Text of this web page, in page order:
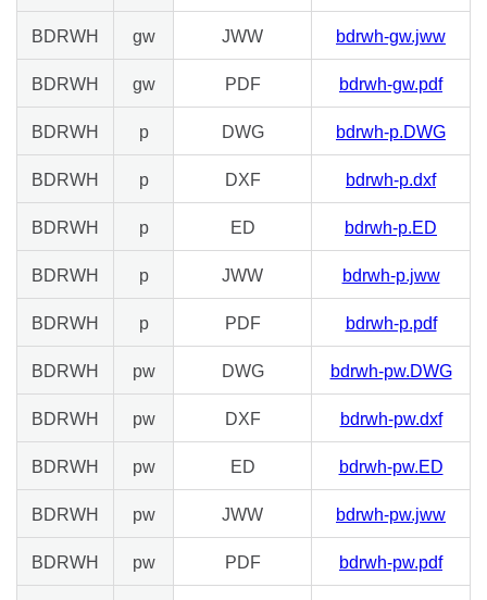
BDRWH gw JWW bdrwh-gw.jww
BDRWH gw PDF bdrwh-gw.pdf
BDRWH p DWG bdrwh-p.DWG
BDRWH p DXF bdrwh-p.dxf
BDRWH p ED bdrwh-p.ED
BDRWH p JWW bdrwh-p.jww
BDRWH p PDF bdrwh-p.pdf
BDRWH pw DWG bdrwh-pw.DWG
BDRWH pw DXF bdrwh-pw.dxf
BDRWH pw ED bdrwh-pw.ED
BDRWH pw JWW bdrwh-pw.jww
BDRWH pw PDF bdrwh-pw.pdf